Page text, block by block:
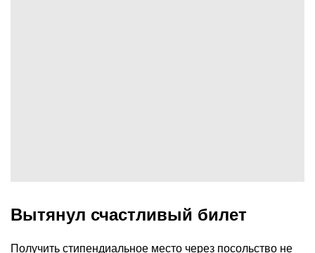
Вытянул счастливый билет
Получить стипендиальное место через посольство не